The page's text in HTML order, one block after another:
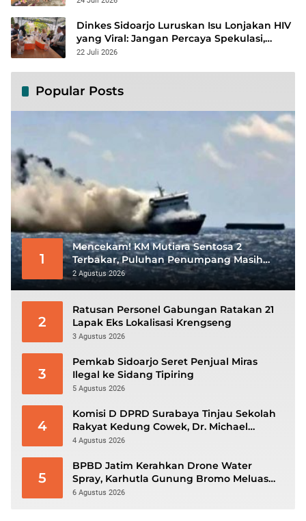
Dinkes Sidoarjo Luruskan Isu Lonjakan HIV
yang Viral: Jangan Percaya Spekulasi,
Penanganan Berbasis Data Terus
22 Juli 2026
Popular Posts
1
Mencekam! KM Mutiara Sentosa 2
Terbakar, Puluhan Penumpang Masih
Bertahan Menunggu Evakuasi
2 Agustus 2026
2
Ratusan Personel Gabungan Ratakan 21
Lapak Eks Lokalisasi Krengseng
3 Agustus 2026
3
Pemkab Sidoarjo Seret Penjual Miras
Ilegal ke Sidang Tipiring
5 Agustus 2026
4
Komisi D DPRD Surabaya Tinjau Sekolah
Rakyat Kedung Cowek, Dr. Michael
Leksodimulyo: “Membangun Karakter
4 Agustus 2026
5
BPBD Jatim Kerahkan Drone Water
Spray, Karhutla Gunung Bromo Meluas
hingga 70 Hektare
6 Agustus 2026